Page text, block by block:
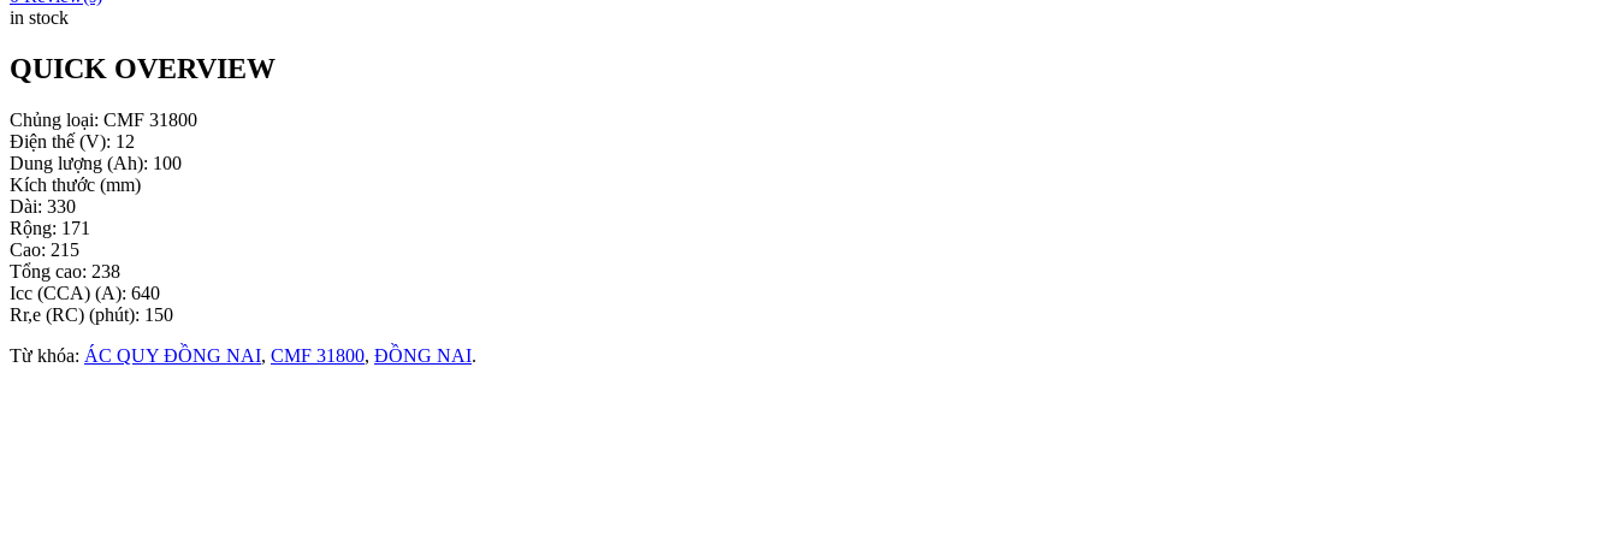
in stock
QUICK OVERVIEW
Chủng loại: CMF 31800
Điện thế (V): 12
Dung lượng (Ah): 100
Kích thước (mm)
Dài: 330
Rộng: 171
Cao: 215
Tổng cao: 238
Icc (CCA) (A): 640
Rr,e (RC) (phút): 150
Từ khóa: ÁC QUY ĐỒNG NAI, CMF 31800, ĐỒNG NAI.